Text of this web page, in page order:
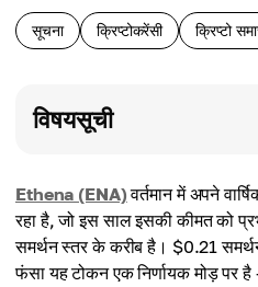
सूचना क्रिप्टोकरेंसी क्रिप्टो
विषयसूची
Ethena (ENA)वर्तमान में अपने
रहा है, जो इस साल इसकी कीमत को
समर्थन स्तर के करीब है। $0.21
फंसा यह टोकन एक निर्णायक मोड़